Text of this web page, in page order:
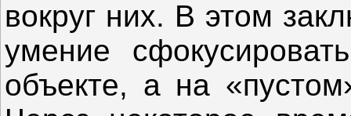
вокруг них. В этом
умение
объекте, а на